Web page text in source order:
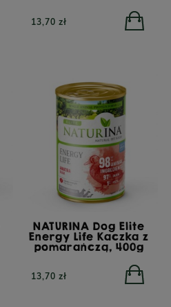
13,70 zł
NATURINA Dog Elite
Energy Life Kaczka z
pomarańczą, 400g
13,70 zł